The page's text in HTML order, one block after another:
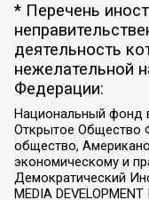
* Перечень
деятельность
нежелательной
Федерации:
Национальный фонд
Открытое Общество
общество,
экономическому и
Демократический
MEDIA